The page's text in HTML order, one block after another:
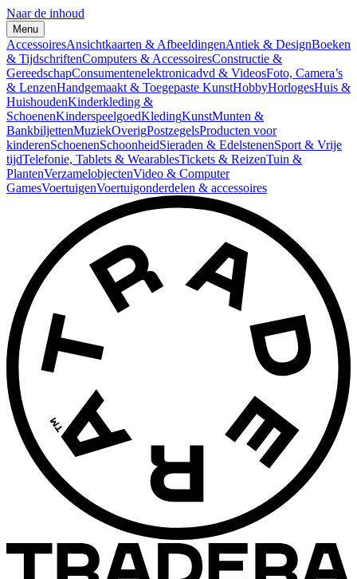
Naar de inhoud
Menu
AccessoiresAnsichtkaarten & AfbeeldingenAntiek & DesignBoeken
& TijdschriftenComputers & AccessoiresConstructie &
GereedschapConsumentenelektronicadvd & VideosFoto, Camera’s
& LenzenHandgemaakt & Toegepaste KunstHobbyHorlogesHuis &
HuishoudenKinderkleding &
SchoenenKinderspeelgoedKledingKunstMunten &
BankbiljettenMuziekOverigPostzegelsProducten voor
kinderenSchoenenSchoonheidSieraden & EdelstenenSport & Vrije
tijdTelefonie, Tablets & WearablesTickets & ReizenTuin &
PlantenVerzamelobjectenVideo & Computer
GamesVoertuigenVoertuigonderdelen & accessoires